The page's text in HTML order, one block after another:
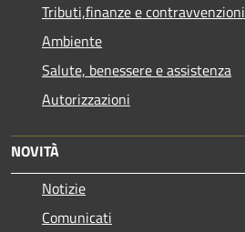
Tributi,finanze e contravvenzioni
Ambiente
Salute, benessere e assistenza
Autorizzazioni
NOVITÀ
Notizie
Comunicati